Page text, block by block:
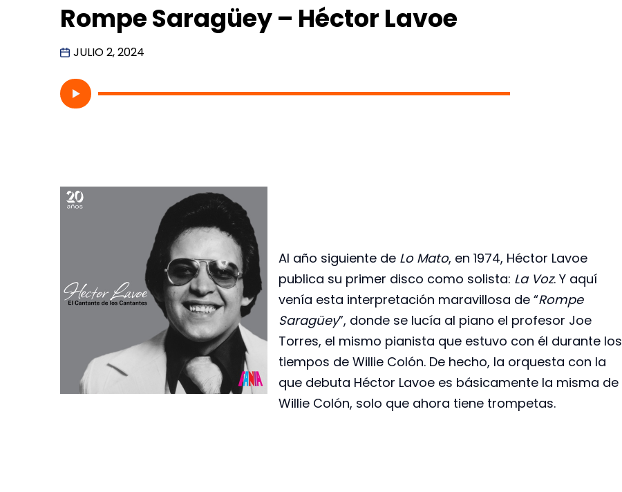
Rompe Saragüey – Héctor Lavoe
JULIO 2, 2024
Al año siguiente de Lo Mato, en 1974, Héctor Lavoe
publica su primer disco como solista: La Voz. Y aquí
venía esta interpretación maravillosa de “Rompe
Saragüey”, donde se lucía al piano el profesor Joe
Torres, el mismo pianista que estuvo con él durante los
tiempos de Willie Colón. De hecho, la orquesta con la
que debuta Héctor Lavoe es básicamente la misma de
Willie Colón, solo que ahora tiene trompetas.